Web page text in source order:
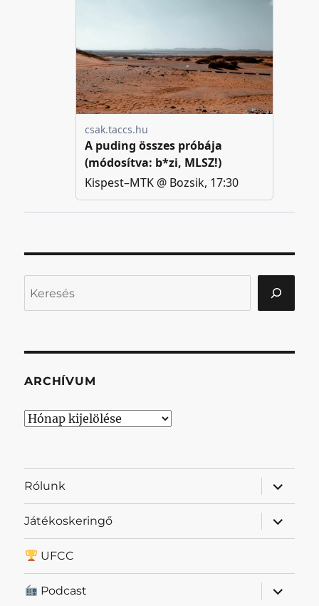
ARCHÍVUM
Archívum
Rólunk
almenü
Játékoskeringő
almenü
UFCC
Podcast
almenü